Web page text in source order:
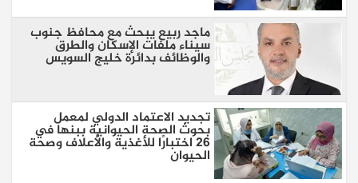
ماجد ربيع يبحث مع محافظ جنوب
سيناء ملفات الإسكان والطرق
والوظائف بدائرة خليج السويس
تجديد الاعتماد الدولي لمعمل
بحوث الصحة الحيوانية ببنها في
26 اختبارًا للأغذية والأعلاف وصحة
الحيوان